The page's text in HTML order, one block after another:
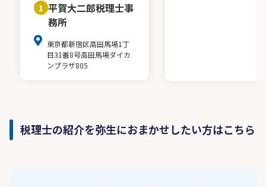
1 平賀大二郎税理士事
務所
東京都新宿区高田馬場1丁
目31番8号高田馬場ダイカ
ンプラザ805
税理士の紹介を弥生におまかせしたい方はこちら